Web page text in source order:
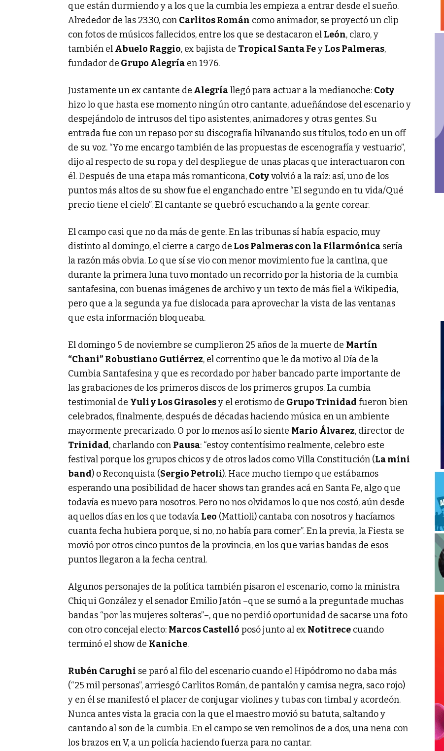
que están durmiendo y a los que la cumbia les empieza a entrar desde el sueño.
Alrededor de las 23.30, con Carlitos Román como animador, se proyectó un clip
con fotos de músicos fallecidos, entre los que se destacaron el León, claro, y
también el Abuelo Raggio, ex bajista de Tropical Santa Fey Los Palmeras,
fundador de Grupo Alegría en 1976.
Justamente un ex cantante de Alegríallegó para actuar a la medianoche: Coty
hizo lo que hasta ese momento ningún otro cantante, adueñándose del escenario y
despejándolo de intrusos del tipo asistentes, animadores y otras gentes. Su
entrada fue con un repaso por su discografía hilvanando sus títulos, todo en un off
de su voz. “Yo me encargo también de las propuestas de escenografía y vestuario”,
dijo al respecto de su ropa y del despliegue de unas placas que interactuaron con
él. Después de una etapa más romanticona, Cotyvolvió a la raíz: así, uno de los
puntos más altos de su show fue el enganchado entre “El segundo en tu vida/Qué
precio tiene el cielo”. El cantante se quebró escuchando a la gente corear.
El campo casi que no da más de gente. En las tribunas sí había espacio, muy
distinto al domingo, el cierre a cargo de Los Palmeras con la Filarmónica sería
la razón más obvia. Lo que sí se vio con menor movimiento fue la cantina, que
durante la primera luna tuvo montado un recorrido por la historia de la cumbia
santafesina, con buenas imágenes de archivo y un texto de más fiel a Wikipedia,
pero que a la segunda ya fue dislocada para aprovechar la vista de las ventanas
que esta información bloqueaba.
El domingo 5 de noviembre se cumplieron 25 años de la muerte de Martín
“Chani” Robustiano Gutiérrez, el correntino que le da motivo al Día de la
Cumbia Santafesina y que es recordado por haber bancado parte importante de
las grabaciones de los primeros discos de los primeros grupos. La cumbia
testimonial de Yuli y Los Girasolesy el erotismo de Grupo Trinidad fueron bien
celebrados, finalmente, después de décadas haciendo música en un ambiente
mayormente precarizado. O por lo menos así lo siente Mario Álvarez, director de
Trinidad, charlando con Pausa: “estoy contentísimo realmente, celebro este
festival porque los grupos chicos y de otros lados como Villa Constitución (La mini
band) o Reconquista (Sergio Petroli). Hace mucho tiempo que estábamos
esperando una posibilidad de hacer shows tan grandes acá en Santa Fe, algo que
todavía es nuevo para nosotros. Pero no nos olvidamos lo que nos costó, aún desde
aquellos días en los que todavía Leo (Mattioli) cantaba con nosotros y hacíamos
cuanta fecha hubiera porque, si no, no había para comer”. En la previa, la Fiesta se
movió por otros cinco puntos de la provincia, en los que varias bandas de esos
puntos llegaron a la fecha central.
Algunos personajes de la política también pisaron el escenario, como la ministra
Chiqui González y el senador Emilio Jatón –que se sumó a la preguntade muchas
bandas “por las mujeres solteras”–, que no perdió oportunidad de sacarse una foto
con otro concejal electo: Marcos Castelló posó junto al ex Notitrece cuando
terminó el show de Kaniche.
Rubén Carughi se paró al filo del escenario cuando el Hipódromo no daba más
(“25 mil personas”, arriesgó Carlitos Román, de pantalón y camisa negra, saco rojo)
y en él se manifestó el placer de conjugar violines y tubas con timbal y acordeón.
Nunca antes vista la gracia con la que el maestro movió su batuta, saltando y
cantando al son de la cumbia. En el campo se ven remolinos de a dos, una nena con
los brazos en V, a un policía haciendo fuerza para no cantar.